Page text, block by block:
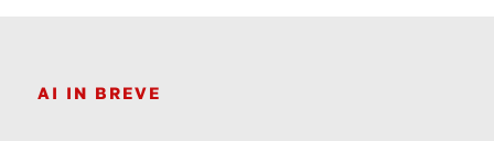
AI IN BREVE